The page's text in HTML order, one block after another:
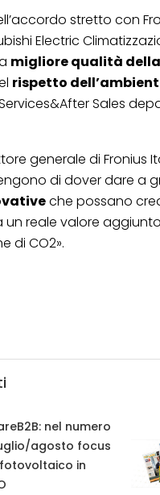
stretto con
Electric
migliore qualità
rispetto
Sales
generale di Fronius
di dover dare a
che possano
reale valore
di CO2».
nel numero
agosto focus
in